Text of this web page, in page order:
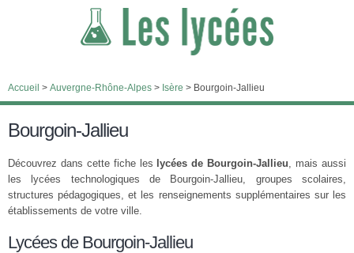
Accueil > Auvergne-Rhône-Alpes > Isère > Bourgoin-Jallieu
Bourgoin-Jallieu
Découvrez dans cette fiche les lycées de Bourgoin-Jallieu, mais aussi
les lycées technologiques de Bourgoin-Jallieu, groupes scolaires,
structures pédagogiques, et les renseignements supplémentaires sur les
établissements de votre ville.
Lycées de Bourgoin-Jallieu